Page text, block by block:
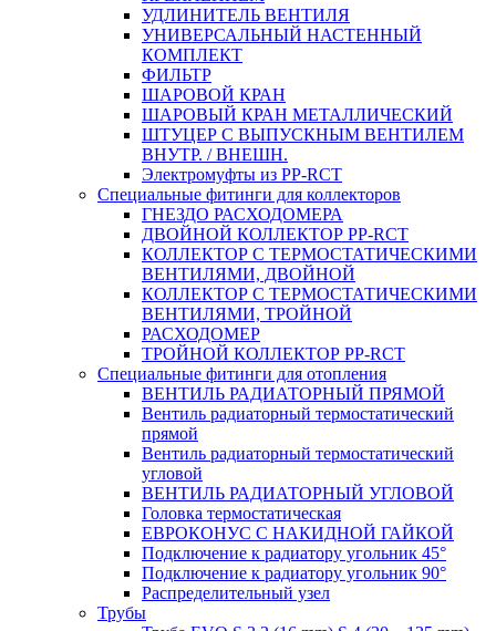
УДЛИНИТЕЛЬ ВЕНТИЛЯ
УНИВЕРСАЛЬНЫЙ НАСТЕННЫЙ
КОМПЛЕКТ
ФИЛЬТР
ШАРОВОЙ КРАН
ШАРОВЫЙ КРАН МЕТАЛЛИЧЕСКИЙ
ШТУЦЕР С ВЫПУСКНЫМ ВЕНТИЛЕМ
ВНУТР. / ВНЕШН.
Электромуфты из PP-RCT
Специальные фитинги для коллекторов
ГНЕЗДО РАСХОДОМЕРА
ДВОЙНОЙ КОЛЛЕКТОР PP-RCT
КОЛЛЕКТОР С ТЕРМОСТАТИЧЕСКИМИ
ВЕНТИЛЯМИ, ДВОЙНОЙ
КОЛЛЕКТОР С ТЕРМОСТАТИЧЕСКИМИ
ВЕНТИЛЯМИ, ТРОЙНОЙ
РАСХОДОМЕР
ТРОЙНОЙ КОЛЛЕКТОР PP-RCT
Специальные фитинги для отопления
ВЕНТИЛЬ РАДИАТОРНЫЙ ПРЯМОЙ
Вентиль радиаторный термостатический
прямой
Вентиль радиаторный термостатический
угловой
ВЕНТИЛЬ РАДИАТОРНЫЙ УГЛОВОЙ
Головка термостатическая
ЕВРОКОНУС С НАКИДНОЙ ГАЙКОЙ
Подключение к радиатору угольник 45°
Подключение к радиатору угольник 90°
Распределительный узел
Трубы